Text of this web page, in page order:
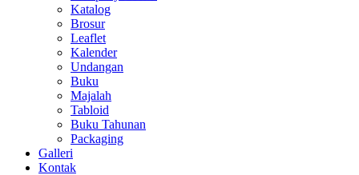
Katalog
Brosur
Leaflet
Kalender
Undangan
Buku
Majalah
Tabloid
Buku Tahunan
Packaging
Galleri
Kontak